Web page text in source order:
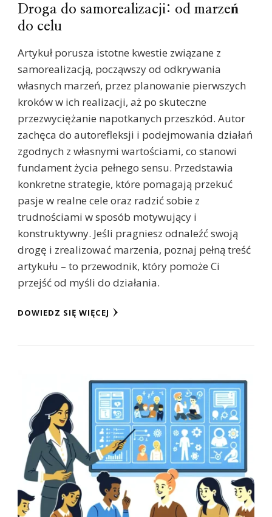
Droga do samorealizacji: od marzeń
do celu
Artykuł porusza istotne kwestie związane z
samorealizacją, począwszy od odkrywania
własnych marzeń, przez planowanie pierwszych
kroków w ich realizacji, aż po skuteczne
przezwyciężanie napotkanych przeszkód. Autor
zachęca do autorefleksji i podejmowania działań
zgodnych z własnymi wartościami, co stanowi
fundament życia pełnego sensu. Przedstawia
konkretne strategie, które pomagają przekuć
pasje w realne cele oraz radzić sobie z
trudnościami w sposób motywujący i
konstruktywny. Jeśli pragniesz odnaleźć swoją
drogę i zrealizować marzenia, poznaj pełną treść
artykułu – to przewodnik, który pomoże Ci
przejść od myśli do działania.
DOWIEDZ SIĘ WIĘCEJ